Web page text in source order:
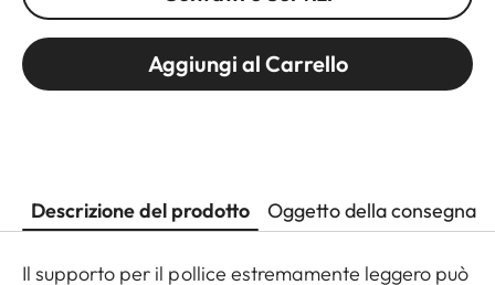
Aggiungi al Carrello
Descrizione del prodotto Oggetto della consegna
Il supporto per il pollice estremamente leggero può